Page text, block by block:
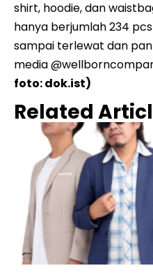
shirt, hoodie, dan
hanya berjumlah 234
sampai terlewat dan
media
foto: dok.ist)
Related